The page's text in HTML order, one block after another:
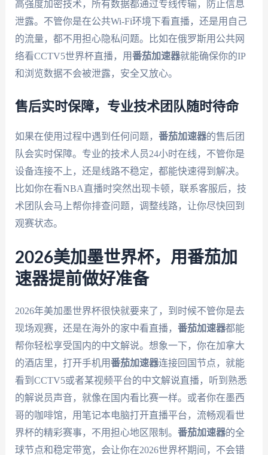
高强度加密技术，所有数据都通过专线传输，防止信息
泄露。不管你是在公共Wi-Fi环境下看直播，还是用自己
的流量，都不用担心隐私问题。比如在俄罗斯用公共网
络看CCTV5世界杯直播，用番茄加速器就能确保你的IP
和浏览数据不会被泄露，安全又放心。
售后实时保障，专业技术团队随时待命
如果在使用过程中遇到任何问题， 番茄加速器的售后团
队会实时保障。专业的技术人员24小时在线，不管你是
设备连接不上，还是线路不稳定，都能快速得到解决。
比如你在看NBA直播时突然出现卡顿，联系客服后，技
术团队会马上帮你排查问题，调整线路，让你尽快回到
观赛状态。
2026美加墨世界杯，用番茄加
速器提前做好准备
2026年美加墨世界杯很快就要来了，到时候不管你是去
现场观赛，还是在海外的家中看直播， 番茄加速器都能
帮你轻松享受国内的中文解说。想象一下，你在加拿大
的酒店里，打开手机用番茄加速器连接回国节点，就能
看到CCTV5或者某视频平台的中文解说直播，听到熟悉
的解说员声音，就像在国内看比赛一样。或者你在墨西
哥的咖啡馆，用笔记本电脑打开直播平台，流畅观看世
界杯的精彩赛事，不用担心地区限制。 番茄加速器的全
球节点和稳定带宽，会让你在2026世界杯期间，不会错